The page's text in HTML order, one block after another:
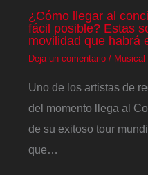
¿Cómo llegar al
fácil posible? Estas
movilidad que habrá
Deja un comentario / Musical
Uno de los artistas de
del momento llega al
de su exitoso tour
que…